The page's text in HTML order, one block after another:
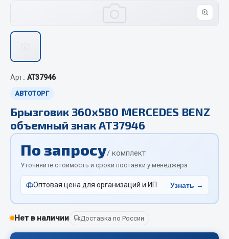
ЦЕПИ РОССИЯ
Изготовление цепей на колеса BOHU
QITONG
Весь раздел
Отопители салона, подогреватели
Автономные воздушные отопители
Жидкостные подогреватели
Отопители салона
Подогреватели тосола
Весь раздел
Арт.: AT37946
АВТОТОРГ
Брызговик 360х580 MERCEDES BENZ
объемный знак АТ37946
По запросу/ комплект
Уточняйте стоимость и сроки поставки у менеджера
Оптовая цена для организаций и ИП Узнать →
Нет в наличии Доставка по России